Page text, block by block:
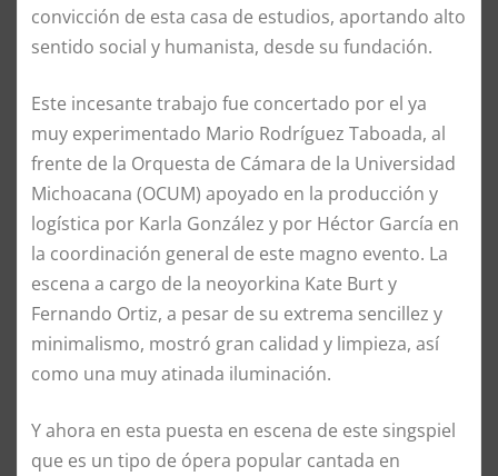
convicción de esta casa de estudios, aportando alto
sentido social y humanista, desde su fundación.
Este incesante trabajo fue concertado por el ya
muy experimentado Mario Rodríguez Taboada, al
frente de la Orquesta de Cámara de la Universidad
Michoacana (OCUM) apoyado en la producción y
logística por Karla González y por Héctor García en
la coordinación general de este magno evento. La
escena a cargo de la neoyorkina Kate Burt y
Fernando Ortiz, a pesar de su extrema sencillez y
minimalismo, mostró gran calidad y limpieza, así
como una muy atinada iluminación.
Y ahora en esta puesta en escena de este singspiel
que es un tipo de ópera popular cantada en